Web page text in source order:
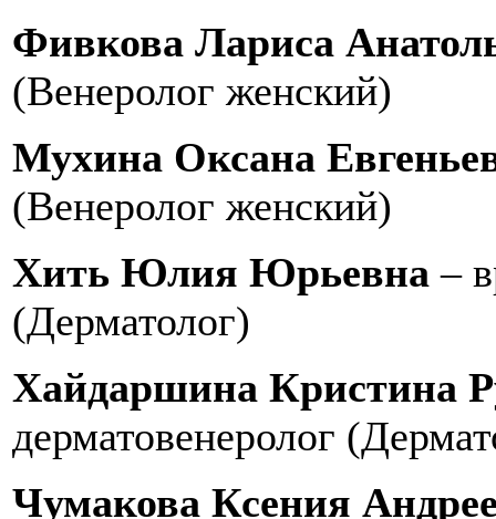
Фивкова Лариса
(Венеролог женский)
Мухина Оксана
(Венеролог женский)
Хить Юлия Юрьевна –
(Дерматолог)
Хайдаршина Кристина
дерматовенеролог
Чумакова Ксения